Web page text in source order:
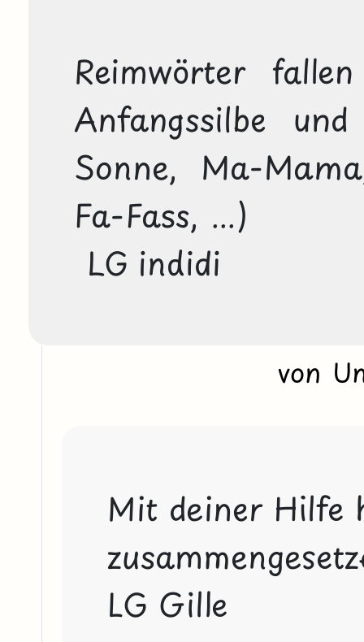
Reimwörter
Anfangssilbe
Sonne, Ma-
Fa-Fass, ...)
LG indidi
von
Mit deiner Hilfe
LG Gille